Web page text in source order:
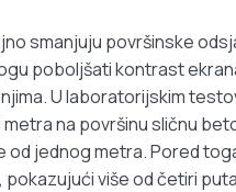
smanjuju površinske
poboljšati kontrast
U laboratorijskim
na površinu sličnu
jednog metra. Pored
više od četiri